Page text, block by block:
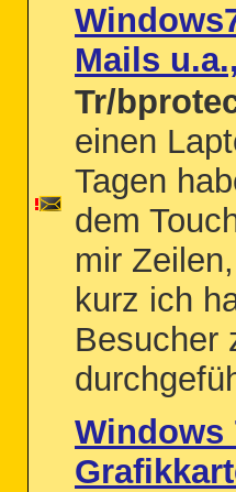
Mails
Tr/
einen
Tagen
dem
mir
kurz ich
Besucher
Windows